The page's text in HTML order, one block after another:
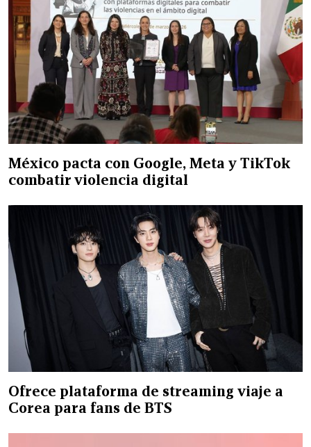
México pacta con Google, Meta y TikTok
combatir violencia digital
Ofrece plataforma de streaming viaje a
Corea para fans de BTS